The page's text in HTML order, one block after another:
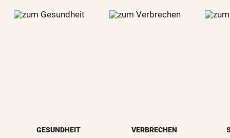
GESUNDHEIT VERBRECHEN